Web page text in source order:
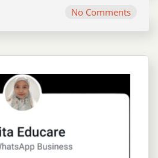
No Comments